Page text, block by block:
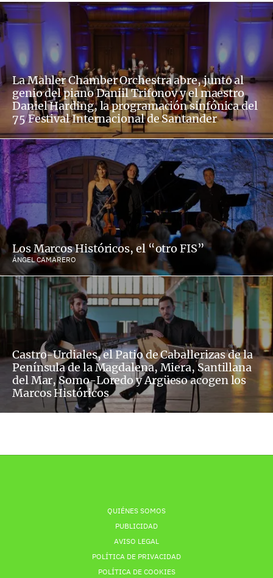
La Mahler Chamber Orchestra abre, junto al
genio del piano Daniil Trifonov y el maestro
Daniel Harding, la programación sinfónica del
75 Festival Internacional de Santander
Los Marcos Históricos, el “otro FIS”
ÁNGEL CAMARERO
Castro-Urdiales, el Patio de Caballerizas de la
Península de la Magdalena, Miera, Santillana
del Mar, Somo-Loredo y Argüeso acogen los
Marcos Históricos
QUIÉNES SOMOS
PUBLICIDAD
AVISO LEGAL
POLÍTICA DE PRIVACIDAD
POLÍTICA DE COOKIES